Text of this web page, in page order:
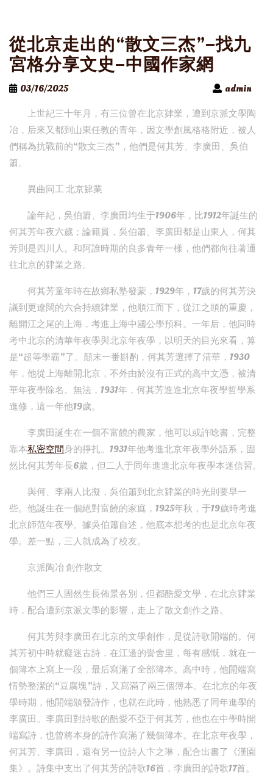
從北京走出的“散文三杰”–找九
宮格分享文史–中國作家網
03/16/2025
admin
上世紀三十年月，有三位曾在北京肄業，遭到京派文學陶
冶，后來又都到山東任教的青年，因文學創風格格附近，被人
們稱為抗戰前的“散文三杰”，他們是何其芳、李廣田、吳伯
簫。
異曲同工 北京肄業
論年紀，吳伯簫、李廣田均生于1906年，比1912年誕生的
何其芳年夜六歲；論籍貫，吳伯簫、李廣田都是山東人，何其
芳則是四川人。和阿誰時期的良多青年一樣，他們都向往著通
往北京的肄業之路。
何其芳童年時在故鄉私塾發蒙，1929年，17歲的何其芳決
議到更遼闊的六合持續肄業，他順江而下，從江之頭的重慶，
離開江之尾的上海，考進上海中國公學預科。一年后，他同時
考中北京的清華年夜學與北京年夜學，以明天的目光來看，算
是“超等學霸”了。顛末一番斟酌，何其芳選擇了清華，1930
年，他從上海離開北京，不外由於沒有正式的高中文憑，被清
華年夜學除名。無法，1931年，何其芳進進北京年夜學哲學系
進修，這一年他19歲。
李廣田誕生在一個不富饒的農家，他可以或許唸書，完整
靠本私密空間身的掙扎。1931年他考進北京年夜學外語系，固
然比何其芳年長6歲，但二人于同年進進北京年夜學本迷信習。
與何、李兩人比擬，吳伯簫到北京肄業的時光則要早一
些。他誕生在一個絕對富饒的家庭，1925年秋，于19歲時考進
北京師范年夜學。據吳伯簫自述，他底本想考的也是北京年夜
學。差一點，三人就成為了校友。
京派陶冶 創作散文
他們三人固然生長佈景各別，但都酷愛文學，在北京肄業
時，配合遭到京派文學的影響，走上了散文創作之路。
何其芳與李廣田在北京的文學創作，是從詩歌開端的。何
其芳初中時就癡迷古詩，在江邊的黌舍里，每有感慨，就在一
個簿本上寫上一段，最后寫滿了全部簿本。高中時，他開端寫
情勢整潔的“豆腐塊”詩，又寫滿了兩三個簿本。在北京的年夜
學時期，他開端頒發詩作，也就在此時，他熟悉了同年進學的
李廣田。李廣田對詩歌的酷愛不亞于何其芳，他也在中學時開
端寫詩，也曾將本身的詩作寫滿了幾個簿本。在北京年夜學，
何其芳、李廣田，還有另一位詩人卞之琳，配合出書了《漢園
集》。詩集中支出了何其芳的詩歌16首，李廣田的詩歌17首。